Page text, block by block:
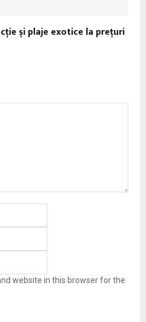
și plaje exotice la prețuri
website in this browser for the